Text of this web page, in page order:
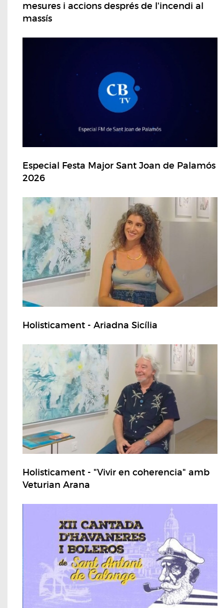
mesures i accions després de l'incendi al
massís
Especial Festa Major Sant Joan de Palamós
2026
Holisticament - Ariadna Sicília
Holisticament - "Vivir en coherencia" amb
Veturian Arana